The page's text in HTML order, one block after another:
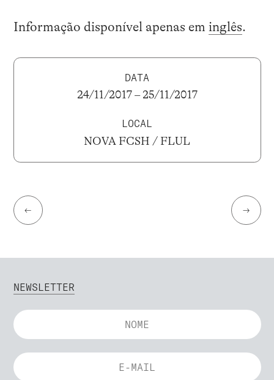
Informação disponível apenas em inglês.
DATA
24/11/2017 – 25/11/2017
LOCAL
NOVA FCSH / FLUL
← →
NEWSLETTER